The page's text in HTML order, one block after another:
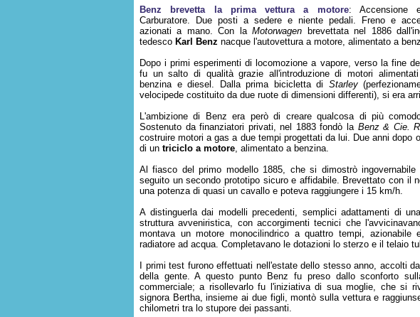
Benz brevetta la prima vettura a motore: Accensione
Carburatore. Due posti a sedere e niente pedali. Freno e
azionati a mano. Con laMotorwagen brevettata nel 1886
tedesco Karl Benz nacque l'autovettura a motore, alimentato a
Dopo i primi esperimenti di locomozione a vapore, verso la fine
fu un salto di qualità grazie all'introduzione di motori
benzina e diesel. Dalla prima bicicletta di Starley
velocipede costituito da due ruote di dimensioni differenti), si era
L'ambizione di Benz era però di creare qualcosa di più
Sostenuto da finanziatori privati, nel 1883 fondò la Benz & Cie.
costruire motori a gas a due tempi progettati da lui. Due anni dopo
di un triciclo a motore, alimentato a benzina.
Al fiasco del primo modello 1885, che si dimostrò
seguito un secondo prototipo sicuro e affidabile. Brevettato con il
una potenza di quasi un cavallo e poteva raggiungere i 15 km/h.
A distinguerla dai modelli precedenti, semplici adattamenti di
struttura avveniristica, con accorgimenti tecnici che
montava un motore monocilindrico a quattro tempi, azionabile
radiatore ad acqua. Completavano le dotazioni lo sterzo e il telaio
I primi test furono effettuati nell'estate dello stesso anno, accolti
della gente. A questo punto Benz fu preso dallo sconforto
commerciale; a risollevarlo fu l'iniziativa di sua moglie, che si
signora Bertha, insieme ai due figli, montò sulla vettura e
chilometri tra lo stupore dei passanti.